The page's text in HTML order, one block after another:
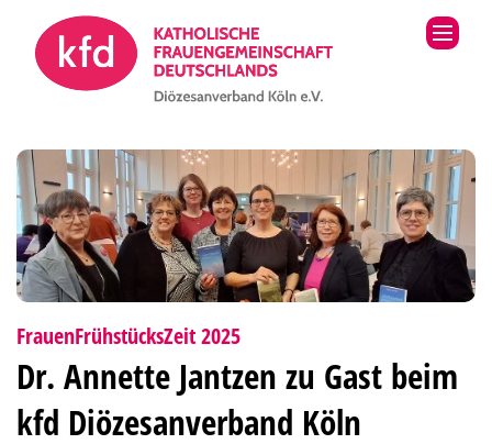
Zum Inhalt springen
FrauenFrühstücksZeit 2025:
Dr. Annette Jantzen zu Gast beim
kfd Diözesanverband Köln